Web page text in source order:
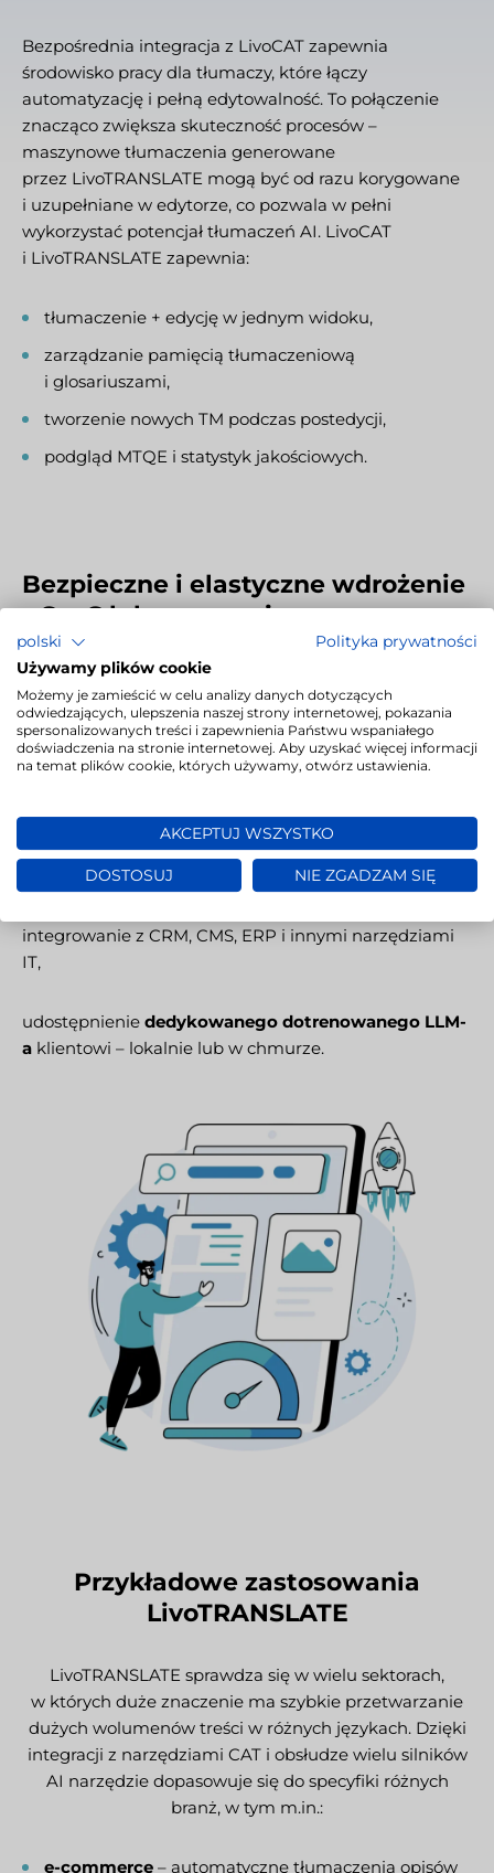
Bezpośrednia integracja z LivoCAT zapewnia
środowisko pracy dla tłumaczy, które łączy
automatyzację i pełną edytowalność. To połączenie
znacząco zwiększa skuteczność procesów –
maszynowe tłumaczenia generowane
przez LivoTRANSLATE mogą być od razu korygowane
i uzupełniane w edytorze, co pozwala w pełni
wykorzystać potencjał tłumaczeń AI. LivoCAT
i LivoTRANSLATE zapewnia:
tłumaczenie + edycję w jednym widoku,
zarządzanie pamięcią tłumaczeniową
i glosariuszami,
tworzenie nowych TM podczas postedycji,
podgląd MTQE i statystyk jakościowych.
Bezpieczne i elastyczne wdrożenie
– SaaS lub on-premise
LivoTRANSLATE działa jako
ale oferuje również pełne wsparcie dla wdrożeń
on-
premise. Dzięki architekturze opartej
na mikroserwisach możliwe jest:
szybkie skalowanie w zależności od potrzeb,
personalizowanie przepływu pracy,
integrowanie z CRM, CMS, ERP i innymi narzędziami
IT,
udostępnienie dedykowanego dotrenowanego LLM-
a klientowi – lokalnie lub w chmurze.
Przykładowe zastosowania
LivoTRANSLATE
LivoTRANSLATE sprawdza się w wielu sektorach,
w których duże znaczenie ma szybkie przetwarzanie
dużych wolumenów treści w różnych językach. Dzięki
integracji z narzędziami CAT i obsłudze wielu silników
AI narzędzie dopasowuje się do specyfiki różnych
branż, w tym m.in.:
e-commerce – automatyczne tłumaczenia opisów
polski
Polityka prywatności
Używamy plików cookie
Możemy je zamieścić w celu analizy danych dotyczących
odwiedzających, ulepszenia naszej strony internetowej, pokazania
spersonalizowanych treści i zapewnienia Państwu wspaniałego
doświadczenia na stronie internetowej. Aby uzyskać więcej informacji
na temat plików cookie, których używamy, otwórz ustawienia.
AKCEPTUJ WSZYSTKO
DOSTOSUJ NIE ZGADZAM SIĘ